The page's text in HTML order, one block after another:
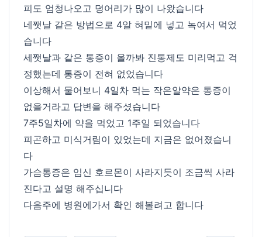
피도 엄청나오고 덩어리가 많이 나왔습니다
네쨋날 같은 방법으로 4알 혀밑에 넣고 녹여서 먹었
습니다
세쨋날과 같은 통증이 올까봐 진통제도 미리먹고 걱
정했는데 통증이 전혀 없었습니다
이상해서 물어보니 4일차 먹는 작은알약은 통증이
없을거라고 답변을 해주셨습니다
7주5일차에 약을 먹었고 1주일 되었습니다
피곤하고 미식거림이 있었는데 지금은 없어졌습니
다
가슴통증은 임신 호르몬이 사라지듯이 조금씩 사라
진다고 설명 해주십니다
다음주에 병원에가서 확인 해볼려고 합니다